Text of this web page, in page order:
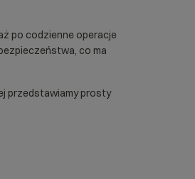
po codzienne operacje
co ma
przedstawiamy prosty